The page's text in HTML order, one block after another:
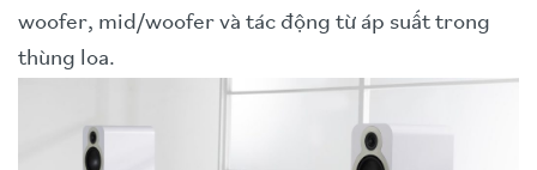
woofer, mid/woofer và tác động từ áp suất trong
thùng loa.